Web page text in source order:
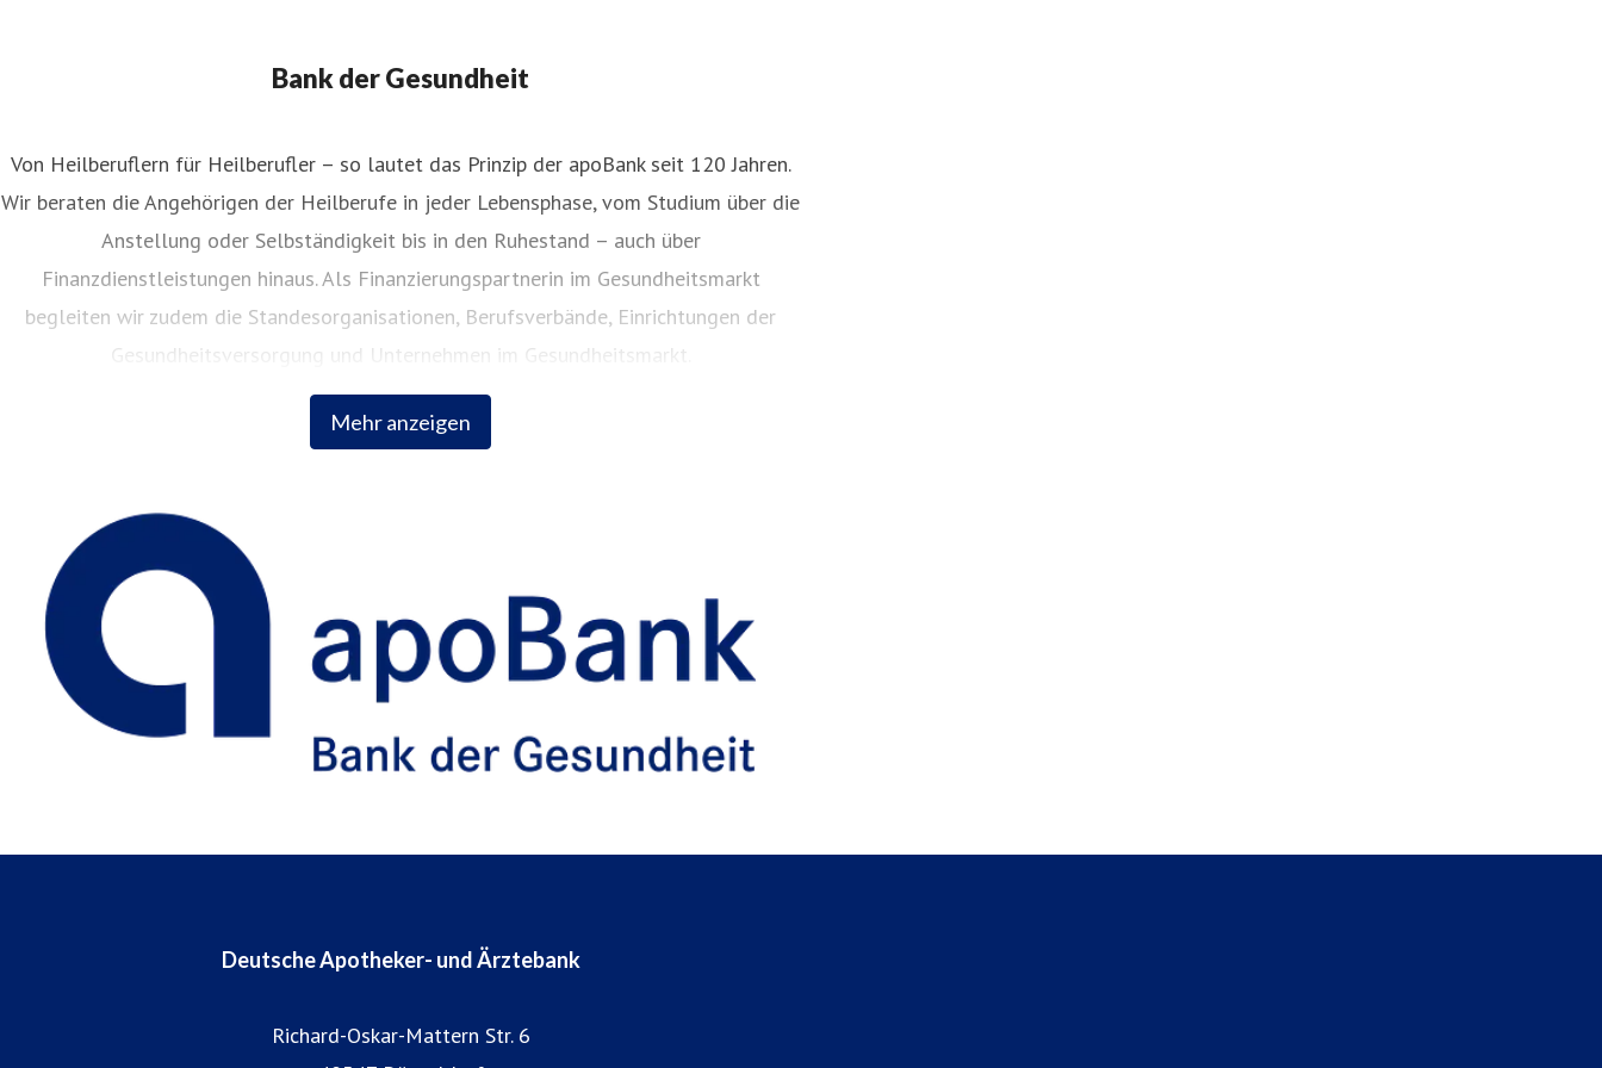
Pressesprecherin anita.widera@apobank.de 0211 5998 153
Bank der Gesundheit
Mehr anzeigen
Von Heilberuflern für Heilberufler – so lautet das Prinzip der apoBank seit 120 Jahren.
Wir beraten die Angehörigen der Heilberufe in jeder Lebensphase, vom Studium über die
Anstellung oder Selbständigkeit bis in den Ruhestand – auch über
Finanzdienstleistungen hinaus. Als Finanzierungspartnerin im Gesundheitsmarkt
begleiten wir zudem die Standesorganisationen, Berufsverbände, Einrichtungen der
Gesundheitsversorgung und Unternehmen im Gesundheitsmarkt.
Deutsche Apotheker- und Ärztebank
Richard-Oskar-Mattern Str. 6